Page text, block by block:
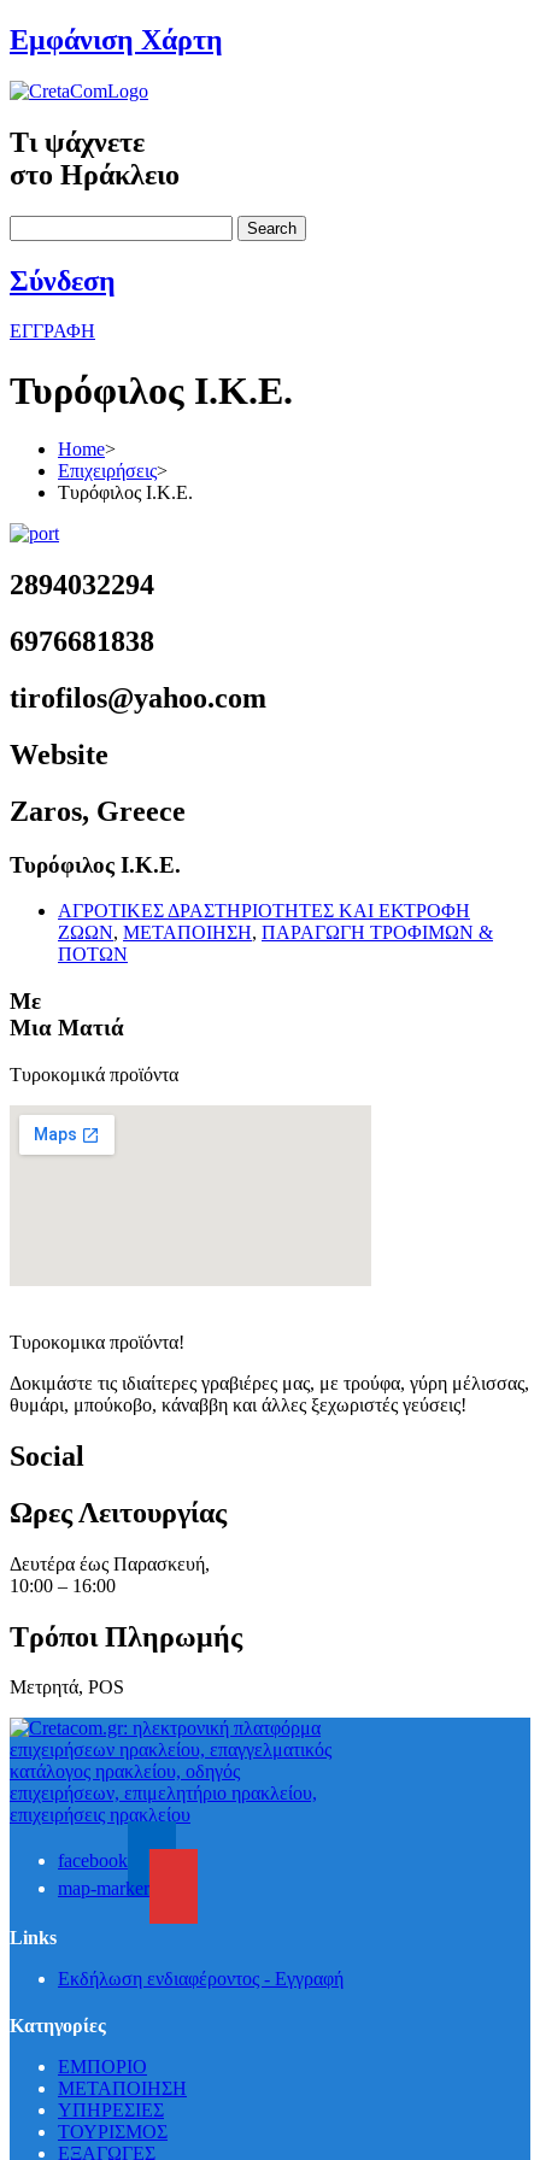
Εμφάνιση Χάρτη
Τι ψάχνετε
στο Ηράκλειο
Search
Σύνδεση
ΕΓΓΡΑΦΗ
Τυρόφιλος Ι.Κ.Ε.
Home>
Επιχειρήσεις>
Τυρόφιλος Ι.Κ.Ε.
2894032294
6976681838
tirofilos@yahoo.com
Website
Zaros, Greece
Τυρόφιλος Ι.Κ.Ε.
ΑΓΡΟΤΙΚΕΣ ΔΡΑΣΤΗΡΙΟΤΗΤΕΣ ΚΑΙ ΕΚΤΡΟΦΗ
ΖΩΩΝ, ΜΕΤΑΠΟΙΗΣΗ, ΠΑΡΑΓΩΓΗ ΤΡΟΦΙΜΩΝ &
ΠΟΤΩΝ
Με
Μια Ματιά
Τυροκομικά προϊόντα
Τυροκομικα προϊόντα!
Δοκιμάστε τις ιδιαίτερες γραβιέρες μας, με τρούφα, γύρη μέλισσας,
θυμάρι, μπούκοβο, κάναββη και άλλες ξεχωριστές γεύσεις!
Social
Ωρες Λειτουργίας
Δευτέρα έως Παρασκευή,
10:00 – 16:00
Τρόποι Πληρωμής
Μετρητά, POS
facebook
map-marker
Links
Εκδήλωση ενδιαφέροντος - Εγγραφή
Κατηγορίες
ΕΜΠΟΡΙΟ
ΜΕΤΑΠΟΙΗΣΗ
ΥΠΗΡΕΣΙΕΣ
ΤΟΥΡΙΣΜΟΣ
ΕΞΑΓΩΓΕΣ